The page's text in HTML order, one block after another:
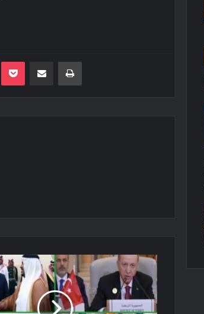
Pocket E-Posta ile paylaş Yazdır